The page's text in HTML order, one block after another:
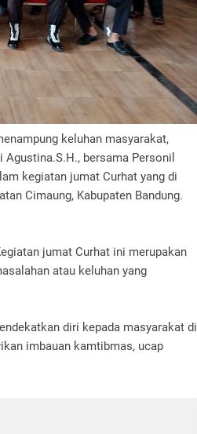
keluhan masyarakat,
bersama Personil
kegiatan jumat Curhat yang di
Cimaung, Kabupaten Bandung.
jumat Curhat ini merupakan
atau keluhan yang
diri kepada masyarakat di
imbauan kamtibmas, ucap